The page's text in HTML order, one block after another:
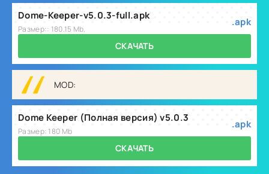
Dome-Keeper-v5.0.3-full.apk
Размер:: 180.15 Mb,
.apk
СКАЧАТЬ
MOD:
Dome Keeper (Полная версия) v5.0.3
Размер: 180 Mb
.apk
СКАЧАТЬ